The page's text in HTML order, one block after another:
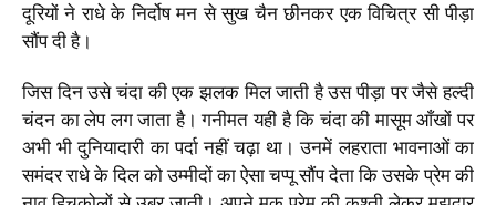
दूरियों ने राधे के निर्दोष मन से सुख चैन छीनकर एक विचित्र सी पीड़ा
सौंप दी है।
जिस दिन उसे चंदा की एक झलक मिल जाती है उस पीड़ा पर जैसे हल्दी
चंदन का लेप लग जाता है। गनीमत यही है कि चंदा की मासूम आँखों पर
अभी भी दुनियादारी का पर्दा नहीं चढ़ा था। उनमें लहराता भावनाओं का
समंदर राधे के दिल को उम्मीदों का ऐसा चप्पू सौंप देता कि उसके प्रेम की